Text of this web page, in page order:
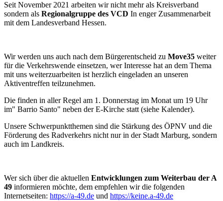
Seit November 2021 arbeiten wir nicht mehr als Kreisverband
sondern als Regionalgruppe des VCD In enger Zusammenarbeit
mit dem Landesverband Hessen.
Wir werden uns auch nach dem Bürgerentscheid zu Move35 weiter
für die Verkehrswende einsetzen, wer Interesse hat an dem Thema
mit uns weiterzuarbeiten ist herzlich eingeladen an unseren
Aktiventreffen teilzunehmen.
Die finden in aller Regel am 1. Donnerstag im Monat um 19 Uhr
im" Barrio Santo" neben der E-Kirche statt (siehe Kalender).
Unsere Schwerpunktthemen sind die Stärkung des ÖPNV und die
Förderung des Radverkehrs nicht nur in der Stadt Marburg, sondern
auch im Landkreis.
Wer sich über die aktuellen Entwicklungen zum Weiterbau der A
49 informieren möchte, dem empfehlen wir die folgenden
Internetseiten: https://a-49.de und https://keine.a-49.de